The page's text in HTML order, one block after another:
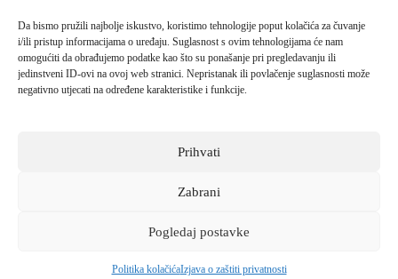
Da bismo pružili najbolje iskustvo, koristimo tehnologije poput kolačića za čuvanje
i/ili pristup informacijama o uređaju. Suglasnost s ovim tehnologijama će nam
omogućiti da obrađujemo podatke kao što su ponašanje pri pregledavanju ili
jedinstveni ID-ovi na ovoj web stranici. Nepristanak ili povlačenje suglasnosti može
negativno utjecati na određene karakteristike i funkcije.
Prihvati
Zabrani
Pogledaj postavke
Politika kolačićaIzjava o zaštiti privatnosti
Web arhiva
Politika o zaštiti privatnosti
Kralja Zvonimira 15, 53220 Otočac
053 771-019
Sva prava pridržana © 2026 -Osnovna škola Zrinskih i